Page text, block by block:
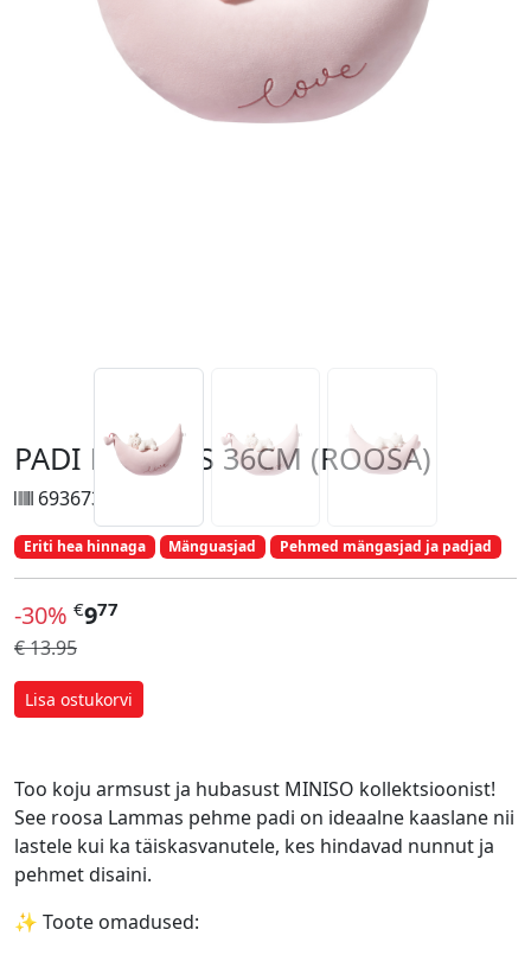
PADI LAMMAS 36CM (ROOSA)
6936735352272
Eriti hea hinnaga Mänguasjad Pehmed mängasjad ja padjad
-30% €977
€ 13.95
Lisa ostukorvi
Too koju armsust ja hubasust MINISO kollektsioonist!
See roosa Lammas pehme padi on ideaalne kaaslane nii
lastele kui ka täiskasvanutele, kes hindavad nunnut ja
pehmet disaini.
✨ Toote omadused: